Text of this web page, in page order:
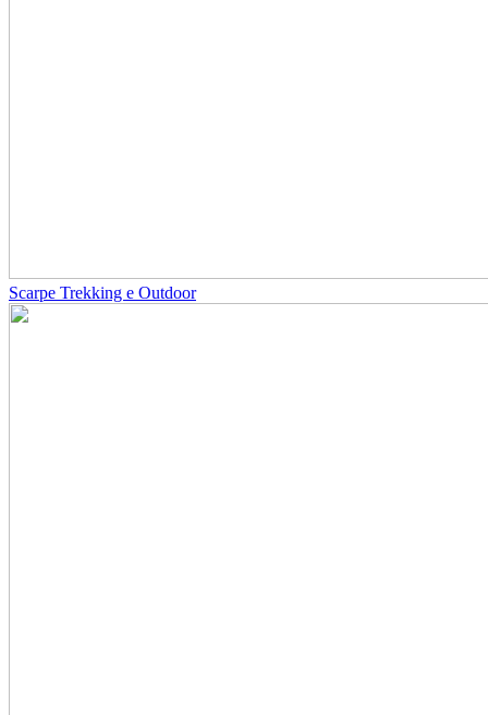
Scarpe Trekking e Outdoor